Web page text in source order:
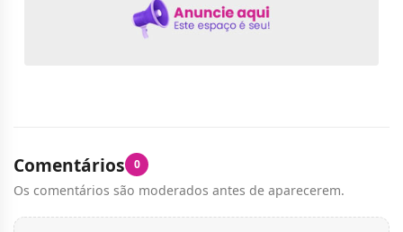
Comentários 0
Os comentários são moderados antes de aparecerem.